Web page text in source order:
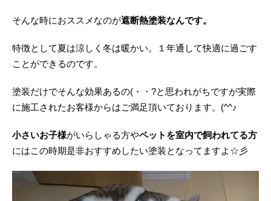
そんな時におススメなのが遮断熱塗装なんです。
特徴として夏は涼しく冬は暖かい。１年通して快適に過ごす
ことができるのです。
塗装だけでそんな効果あるの(・・?と思われがちですが実際
に施工されたお客様からはご満足頂いております。(^^♪
小さいお子様がいらしゃる方やペットを室内で飼われてる方
にはこの時期是非おすすめしたい塗装となってますよ☆彡